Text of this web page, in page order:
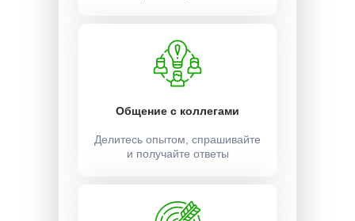
Общение с коллегами
Делитесь опытом, спрашивайте
и получайте ответы